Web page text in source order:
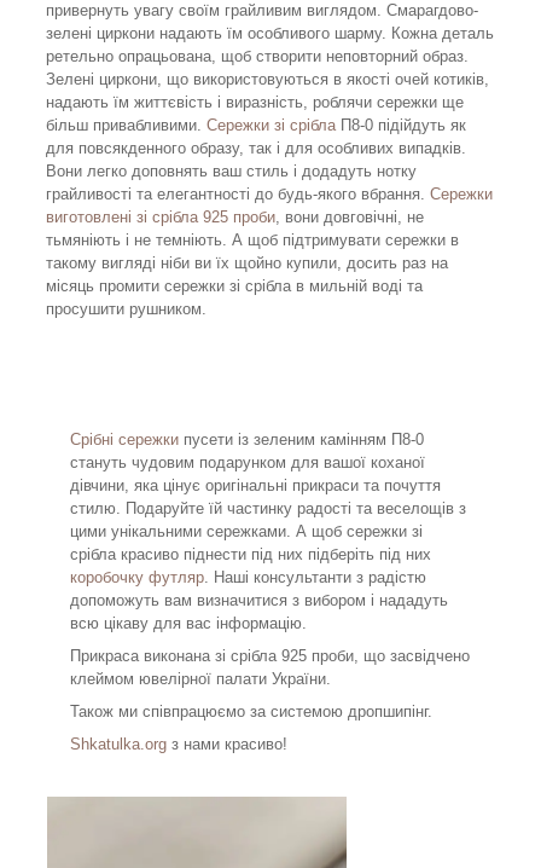
привернуть увагу своїм грайливим виглядом. Смарагдово-
зелені циркони надають їм особливого шарму. Кожна деталь
ретельно опрацьована, щоб створити неповторний образ.
Зелені циркони, що використовуються в якості очей котиків,
надають їм життєвість і виразність, роблячи сережки ще
більш привабливими. Сережки зі сріблаП8-0 підійдуть як
для повсякденного образу, так і для особливих випадків.
Вони легко доповнять ваш стиль і додадуть нотку
грайливості та елегантності до будь-якого вбрання. Сережки
виготовлені зі срібла 925 проби, вони довговічні, не
тьмяніють і не темніють. А щоб підтримувати сережки в
такому вигляді ніби ви їх щойно купили, досить раз на
місяць промити сережки зі срібла в мильній воді та
просушити рушником.
Срібні сережки пусети із зеленим камінням П8-0
стануть чудовим подарунком для вашої коханої
дівчини, яка цінує оригінальні прикраси та почуття
стилю. Подаруйте їй частинку радості та веселощів з
цими унікальними сережками. А щоб сережки зі
срібла красиво піднести під них підберіть під них
коробочку футляр. Наші консультанти з радістю
допоможуть вам визначитися з вибором і нададуть
всю цікаву для вас інформацію.
Прикраса виконана зі срібла 925 проби, що засвідчено
клеймом ювелірної палати України.
Також ми співпрацюємо за системою дропшипінг.
Shkatulka.org з нами красиво!